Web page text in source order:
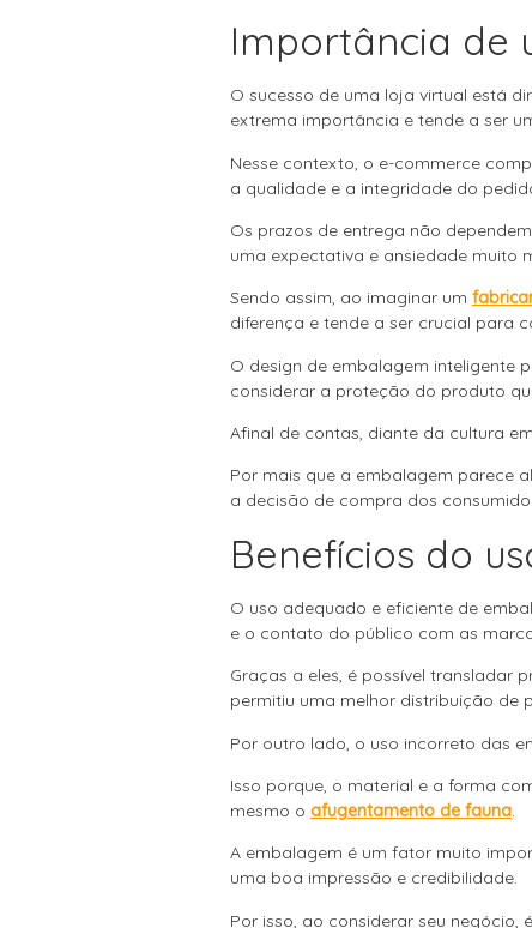
Importância de
O sucesso de uma loja virtual está
extrema importância e tende a ser
Nesse contexto, o e-commerce
a qualidade e a integridade do
Os prazos de entrega não
uma expectativa e ansiedade muito
Sendo assim, ao imaginar um
diferença e tende a ser crucial para
O design de embalagem inteligente
considerar a proteção do produto
Afinal de contas, diante da cultura
Por mais que a embalagem parece
a decisão de compra dos
Benefícios do
O uso adequado e eficiente de
e o contato do público com as
Graças a eles, é possível transladar
permitiu uma melhor distribuição de
Por outro lado, o uso incorreto das
Isso porque, o material e a forma
mesmo o afugentamento de fauna.
A embalagem é um fator muito
uma boa impressão e credibilidade.
Por isso, ao considerar seu